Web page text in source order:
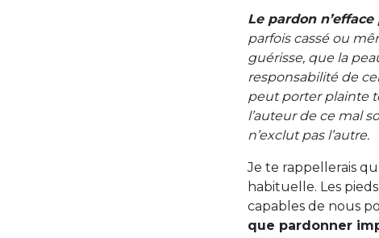
Le pardon
parfois cassé ou
guérisse, que la
responsabilité de
peut porter plainte
l’auteur de ce mal
n’exclut pas l’autre.
Je te rappellerais
habituelle. Les
capables de nous
que pardonner